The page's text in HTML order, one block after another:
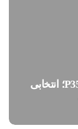
بررسی فنی و اقتصادی ورق آلیاژی P355NH؛ انتخابی